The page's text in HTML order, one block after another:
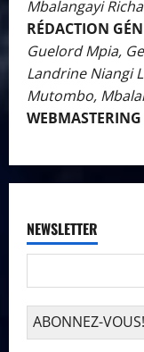
Mbalangayi
RÉDACTION
Guelord Mpia,
Landrine Niangi
Mutombo,
WEBMASTERING
NEWSLETTER